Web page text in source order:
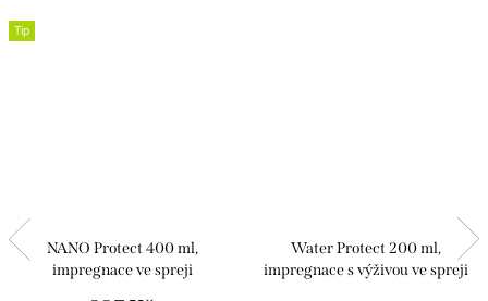
Tip
NANO Protect 400 ml,
impregnace ve spreji
Water Protect 200 ml,
impregnace s výživou ve spreji